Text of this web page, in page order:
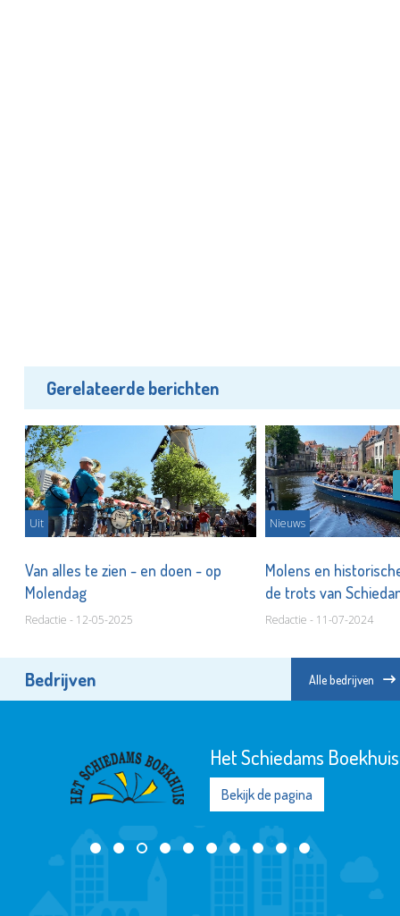
Gerelateerde berichten
Uit
Van alles te zien - en doen - op
Molendag
Redactie - 12-05-2025
Nieuws
Molens en
de trots van
Redactie - 11-07-2024
Bedrijven Alle bedrijven
Het Schiedams Boekhuis
Bekijk de pagina